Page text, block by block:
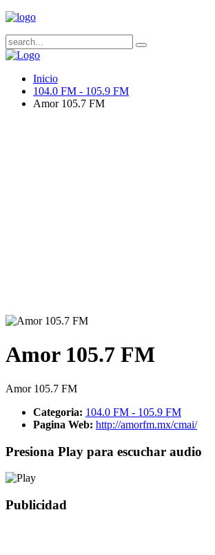
Inicio
104.0 FM - 105.9 FM
Amor 105.7 FM
Amor 105.7 FM
Amor 105.7 FM
Categoria: 104.0 FM - 105.9 FM
Pagina Web: http://amorfm.mx/cmai/
Presiona Play para escuchar audio
Publicidad